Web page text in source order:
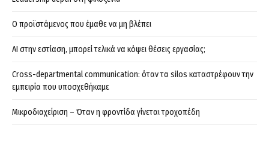
Ο προϊστάμενος που έμαθε να μη βλέπει
AI στην εστίαση, μπορεί τελικά να κόψει θέσεις εργασίας;
Cross-departmental communication: όταν τα silos καταστρέφουν την
εμπειρία που υποσχεθήκαμε
Μικροδιαχείριση – Όταν η φροντίδα γίνεται τροχοπέδη